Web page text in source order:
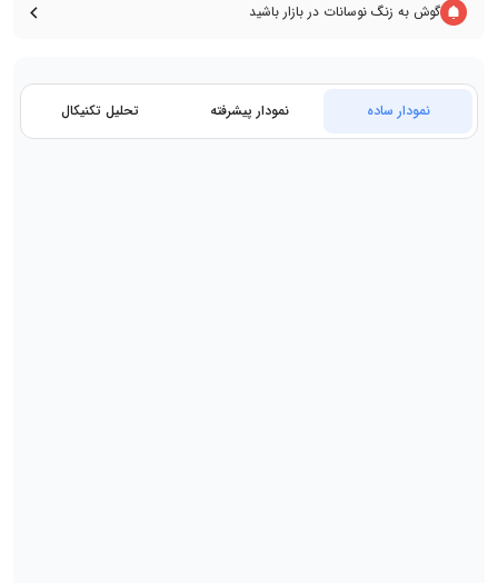
گوش به زنگ نوسانات در بازار باشید
نمودار ساده نمودار پیشرفته تحلیل تکنیکال